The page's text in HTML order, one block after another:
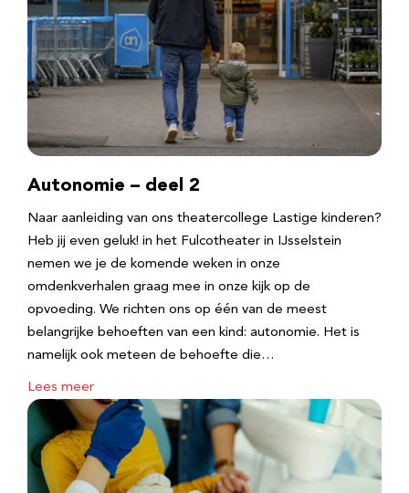
Autonomie – deel 2
Naar aanleiding van ons theatercollege Lastige kinderen?
Heb jij even geluk! in het Fulcotheater in IJsselstein
nemen we je de komende weken in onze
omdenkverhalen graag mee in onze kijk op de
opvoeding. We richten ons op één van de meest
belangrijke behoeften van een kind: autonomie. Het is
namelijk ook meteen de behoefte die…
Lees meer